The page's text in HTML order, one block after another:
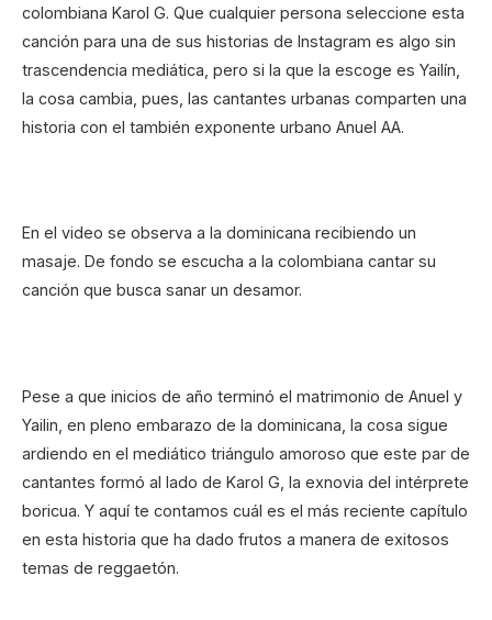
colombiana Karol G. Que cualquier persona seleccione esta
canción para una de sus historias de Instagram es algo sin
trascendencia mediática, pero si la que la escoge es Yailín,
la cosa cambia, pues, las cantantes urbanas comparten una
historia con el también exponente urbano Anuel AA.
En el video se observa a la dominicana recibiendo un
masaje. De fondo se escucha a la colombiana cantar su
canción que busca sanar un desamor.
Pese a que inicios de año terminó el matrimonio de Anuel y
Yailin, en pleno embarazo de la dominicana, la cosa sigue
ardiendo en el mediático triángulo amoroso que este par de
cantantes formó al lado de Karol G, la exnovia del intérprete
boricua. Y aquí te contamos cuál es el más reciente capítulo
en esta historia que ha dado frutos a manera de exitosos
temas de reggaetón.